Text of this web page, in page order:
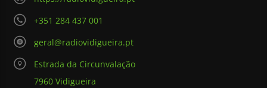
+351 284 437 001
geral@radiovidigueira.pt
Estrada da Circunvalação
7960 Vidigueira